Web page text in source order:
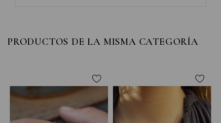
PRODUCTOS DE LA MISMA CATEGORÍA